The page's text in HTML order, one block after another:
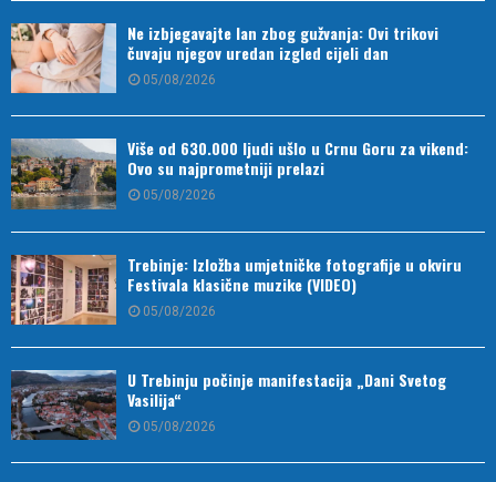
Ne izbjegavajte lan zbog gužvanja: Ovi trikovi
čuvaju njegov uredan izgled cijeli dan
05/08/2026
Više od 630.000 ljudi ušlo u Crnu Goru za vikend:
Ovo su najprometniji prelazi
05/08/2026
Trebinje: Izložba umjetničke fotografije u okviru
Festivala klasične muzike (VIDEO)
05/08/2026
U Trebinju počinje manifestacija „Dani Svetog
Vasilija“
05/08/2026